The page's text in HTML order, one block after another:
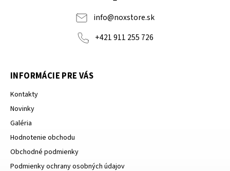
info@noxstore.sk
+421 911 255 726
INFORMÁCIE PRE VÁS
Kontakty
Novinky
Galéria
Hodnotenie obchodu
Obchodné podmienky
Podmienky ochrany osobných údajov